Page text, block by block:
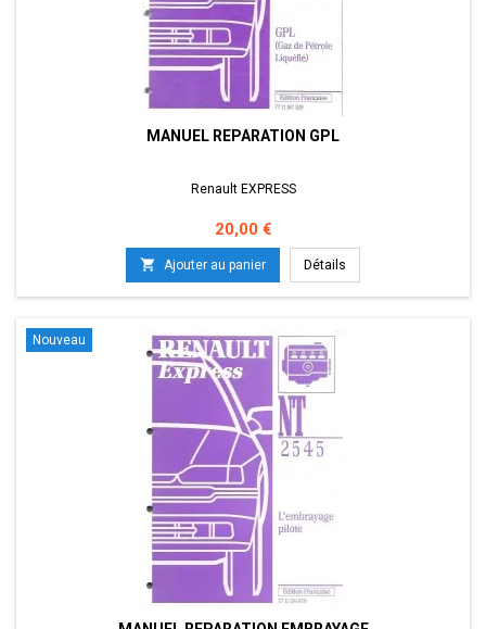
MANUEL REPARATION GPL
Renault EXPRESS
Prix
20,00 €
 Ajouter au panier Détails
Nouveau